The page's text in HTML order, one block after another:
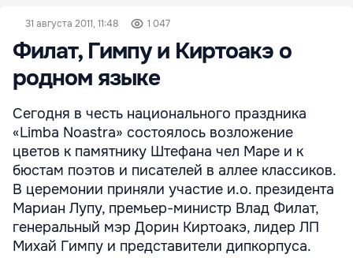
31 августа 2011, 11:48 1 047
Филат, Гимпу и Киртоакэ о
родном языке
Сегодня в честь национального праздника
«Limba Noastra» состоялось возложение
цветов к памятнику Штефана чел Маре и к
бюстам поэтов и писателей в аллее классиков.
В церемонии приняли участие и.о. президента
Мариан Лупу, премьер-министр Влад Филат,
генеральный мэр Дорин Киртоакэ, лидер ЛП
Михай Гимпу и представители дипкорпуса.